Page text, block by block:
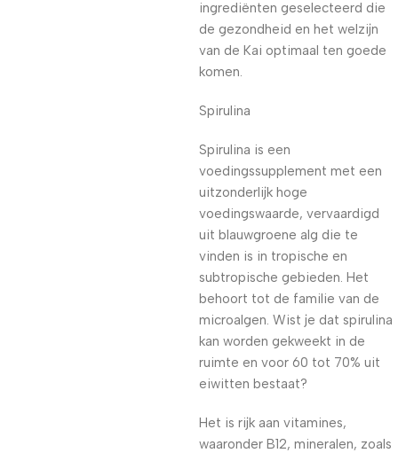
ingrediënten geselecteerd die
de gezondheid en het welzijn
van de Kai optimaal ten goede
komen.
Spirulina
Spirulina is een
voedingssupplement met een
uitzonderlijk hoge
voedingswaarde, vervaardigd
uit blauwgroene alg die te
vinden is in tropische en
subtropische gebieden. Het
behoort tot de familie van de
microalgen. Wist je dat spirulina
kan worden gekweekt in de
ruimte en voor 60 tot 70% uit
eiwitten bestaat?
Het is rijk aan vitamines,
waaronder B12, mineralen, zoals